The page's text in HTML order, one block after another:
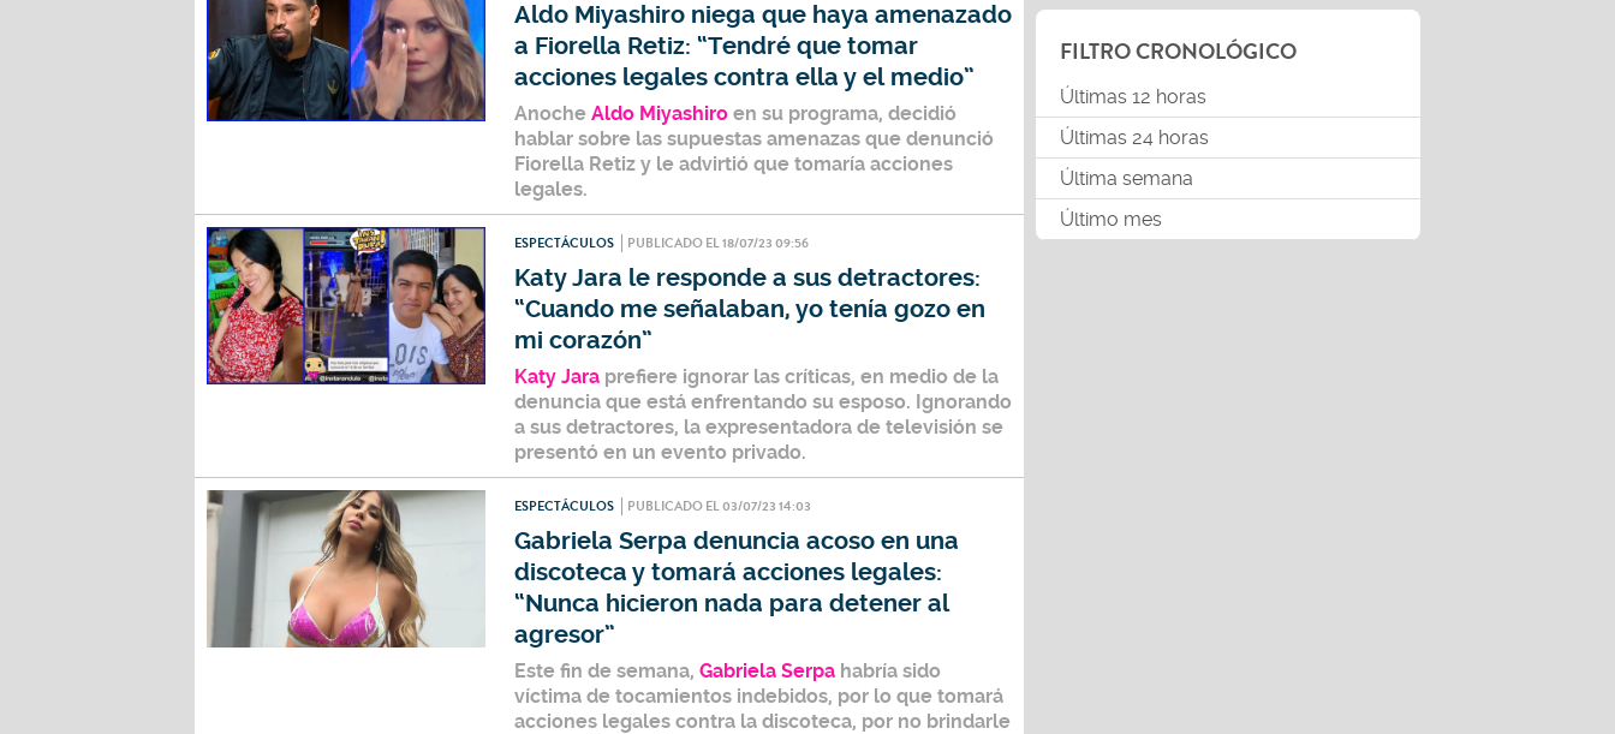
Aldo Miyashiro niega que haya amenazado
a Fiorella Retiz: “Tendré que tomar
acciones legales contra ella y el medio”
Anoche Aldo Miyashiro en su programa, decidió
hablar sobre las supuestas amenazas que denunció
Fiorella Retiz y le advirtió que tomaría acciones
legales.
ESPECTÁCULOS PUBLICADO EL 18/07/23 09:56
Katy Jara le responde a sus detractores:
“Cuando me señalaban, yo tenía gozo en
mi corazón”
Katy Jara prefiere ignorar las críticas, en medio de la
denuncia que está enfrentando su esposo. Ignorando
a sus detractores, la expresentadora de televisión se
presentó en un evento privado.
ESPECTÁCULOS PUBLICADO EL 03/07/23 14:03
Gabriela Serpa denuncia acoso en una
discoteca y tomará acciones legales:
“Nunca hicieron nada para detener al
agresor”
Este fin de semana, Gabriela Serpa habría sido
víctima de tocamientos indebidos, por lo que tomará
acciones legales contra la discoteca, por no brindarle
FILTRO CRONOLÓGICO
Últimas 12 horas
Últimas 24 horas
Última semana
Último mes